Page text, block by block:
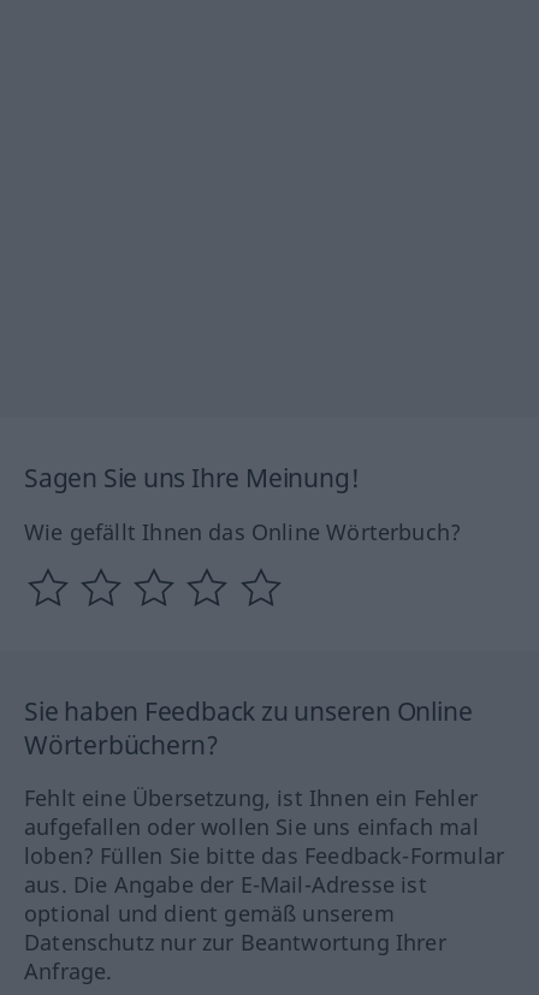
Sagen Sie uns Ihre Meinung!
Wie gefällt Ihnen das Online Wörterbuch?
Sie haben Feedback zu unseren Online
Wörterbüchern?
Fehlt eine Übersetzung, ist Ihnen ein Fehler
aufgefallen oder wollen Sie uns einfach mal
loben? Füllen Sie bitte das Feedback-Formular
aus. Die Angabe der E-Mail-Adresse ist
optional und dient gemäß unserem
Datenschutz nur zur Beantwortung Ihrer
Anfrage.